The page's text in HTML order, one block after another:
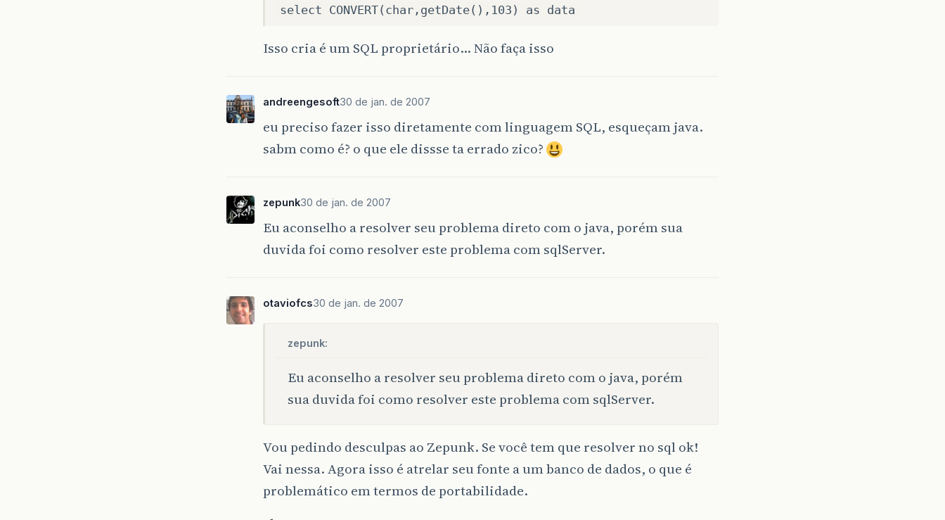
select CONVERT(char,getDate(),103) as data
Isso cria é um SQL proprietário… Não faça isso
andreengesoft30 de jan. de 2007
eu preciso fazer isso diretamente com linguagem SQL, esqueçam java.
sabm como é? o que ele dissse ta errado zico?
zepunk30 de jan. de 2007
Eu aconselho a resolver seu problema direto com o java, porém sua
duvida foi como resolver este problema com sqlServer.
otaviofcs30 de jan. de 2007
zepunk:
Eu aconselho a resolver seu problema direto com o java, porém
sua duvida foi como resolver este problema com sqlServer.
Vou pedindo desculpas ao Zepunk. Se você tem que resolver no sql ok!
Vai nessa. Agora isso é atrelar seu fonte a um banco de dados, o que é
problemático em termos de portabilidade.